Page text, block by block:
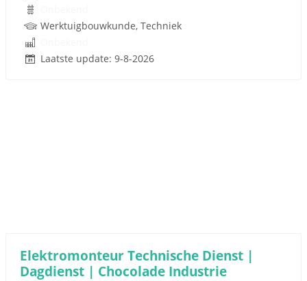
Werktuigbouwkunde, Techniek
Laatste update: 9-8-2026
Elektromonteur Technische Dienst |
Dagdienst | Chocolade Industrie